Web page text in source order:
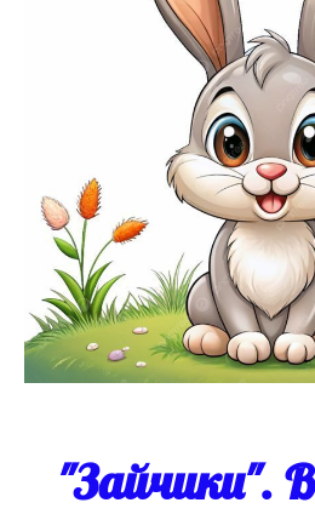
"Зайчики".